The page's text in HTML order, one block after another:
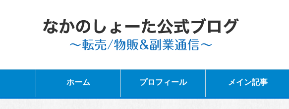
ホーム プロフィール メイン記事